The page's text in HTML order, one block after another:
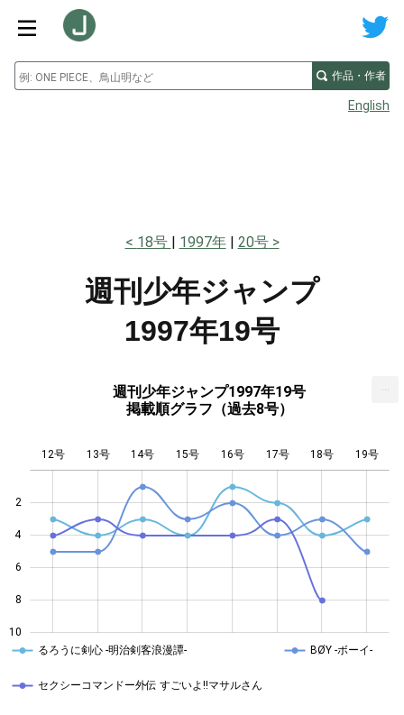
作品・作者
English
18号 1997年 20号
週刊少年ジャンプ
1997年19号
週刊少年ジャンプ1997年19号
掲載順グラフ（過去8号）
2
4
6
8
10
12号 13号 14号 15号 16号 17号 18号 19号
るろうに剣心 -明治剣客浪漫譚- BØY -ボーイ-
セクシーコマンドー外伝 すごいよ!!マサルさん